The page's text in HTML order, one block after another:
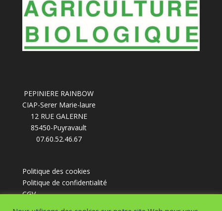
PEPINIERE RAINBOW
CIAP-Serer Marie-laure
12 RUE GALERNE
85450-Puyravault
07.60.52.46.67
Politique des cookies
Politique de confidentialité
CGV